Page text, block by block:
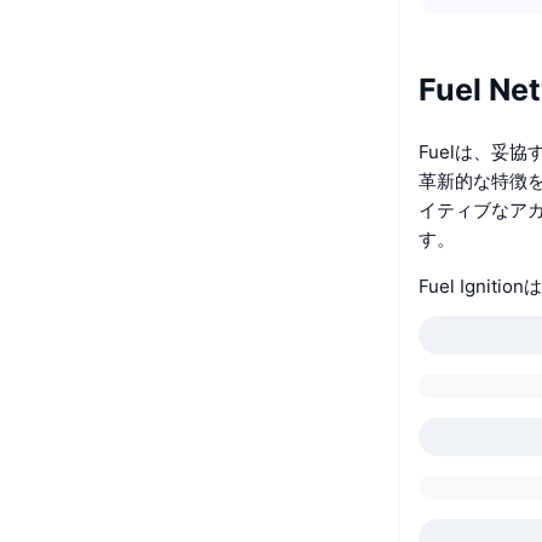
Fuel
Fuelは、妥協
革新的な特徴
イティブなア
す。
Fuel Ignition